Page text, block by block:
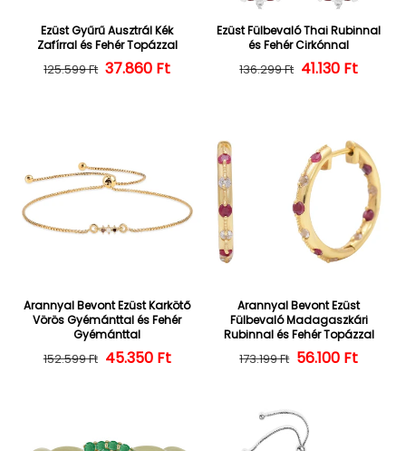
Ezüst Gyűrű Ausztrál Kék
Zafírral és Fehér Topázzal
Normál ár
125.599 Ft Kedvezményes ár
37.860 Ft
Ezüst Fülbevaló Thai Rubinnal
és Fehér Cirkónnal
Normál ár
136.299 Ft 41.130 Ft
Arannyal Bevont Ezüst Karkötő
Vörös Gyémánttal és Fehér
Gyémánttal
Normál ár
152.599 Ft Kedvezményes ár
45.350 Ft
Arannyal Bevont Ezüst
Fülbevaló Madagaszkári
Rubinnal és Fehér Topázzal
Normál ár
173.199 Ft 56.100 Ft